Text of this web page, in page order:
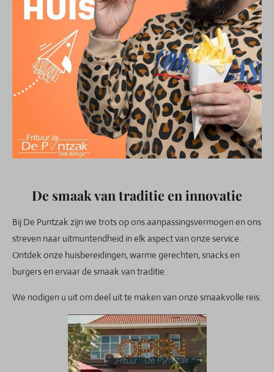
De smaak van traditie en innovatie
Bij De Puntzak zijn we trots op ons aanpassingsvermogen en ons
streven naar uitmuntendheid in elk aspect van onze service.
Ontdek onze huisbereidingen, warme gerechten, snacks en
burgers en ervaar de smaak van traditie.
We nodigen u uit om deel uit te maken van onze smaakvolle reis.